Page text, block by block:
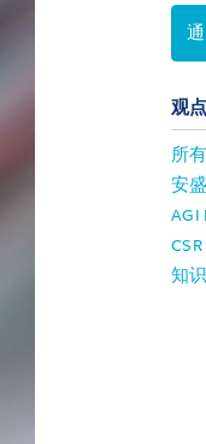
观点
所
安
AGI
知